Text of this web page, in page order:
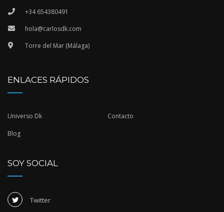
+34 654380491
hola@carlosdk.com
Torre del Mar (Málaga)
ENLACES RÁPIDOS
Universo Dk Contacto
Blog
SOY SOCIAL
Twitter